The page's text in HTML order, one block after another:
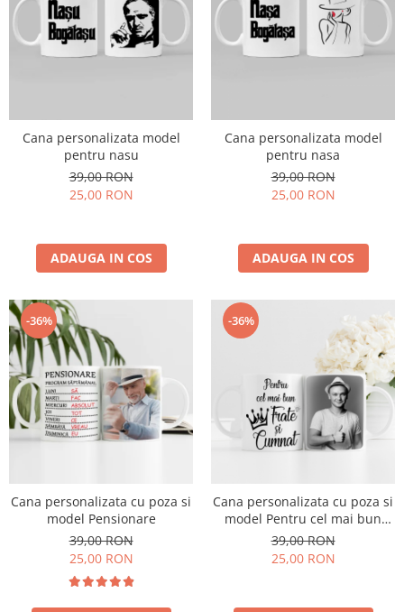
Cana personalizata model
pentru nasu
39,00 RON
25,00 RON
ADAUGA IN COS
Cana personalizata model
pentru nasa
39,00 RON
25,00 RON
ADAUGA IN COS
-36%
Cana personalizata cu poza si
model Pensionare
39,00 RON
25,00 RON
-36%
Cana personalizata cu poza si
model Pentru cel mai bun
frate
39,00 RON
25,00 RON